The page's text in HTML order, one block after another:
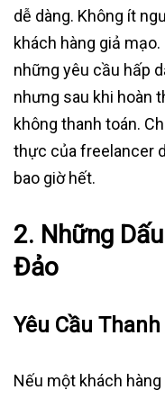
dễ dàng. Không ít
khách hàng giả
những yêu cầu hấp
nhưng sau khi hoàn
không thanh toán.
thực của freelancer
bao giờ hết.
2. Những
Đảo
Yêu Cầu
Nếu một khách